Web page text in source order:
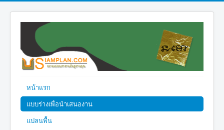
หน้าแรก
แบบร่างเพื่อนำเสนองาน
แปลนพื้น